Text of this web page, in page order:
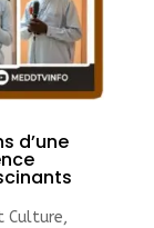
d’une
Culture,